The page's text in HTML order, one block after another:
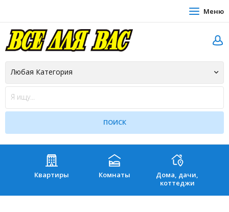
Меню
Квартиры Комнаты
Дома, дачи,
коттеджи